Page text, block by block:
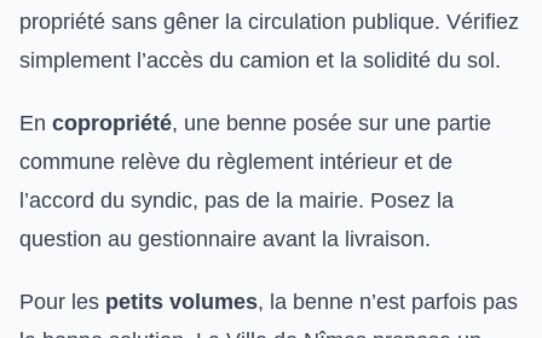
propriété sans gêner la circulation publique. Vérifiez
simplement l’accès du camion et la solidité du sol.
En copropriété, une benne posée sur une partie
commune relève du règlement intérieur et de
l’accord du syndic, pas de la mairie. Posez la
question au gestionnaire avant la livraison.
Pour les petits volumes, la benne n’est parfois pas